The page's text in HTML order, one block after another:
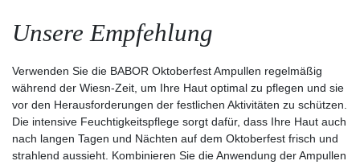
Unsere Empfehlung
Verwenden Sie die BABOR Oktoberfest Ampullen regelmäßig
während der Wiesn-Zeit, um Ihre Haut optimal zu pflegen und sie
vor den Herausforderungen der festlichen Aktivitäten zu schützen.
Die intensive Feuchtigkeitspflege sorgt dafür, dass Ihre Haut auch
nach langen Tagen und Nächten auf dem Oktoberfest frisch und
strahlend aussieht. Kombinieren Sie die Anwendung der Ampullen